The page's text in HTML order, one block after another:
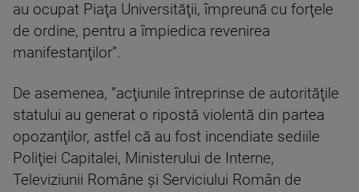
au ocupat Piaţa Universităţii, împreună cu forţele
de ordine, pentru a împiedica revenirea
manifestanţilor”.
De asemenea, ”acţiunile întreprinse de autorităţile
statului au generat o ripostă violentă din partea
opozanţilor, astfel că au fost incendiate sediile
Poliţiei Capitalei, Ministerului de Interne,
Televiziunii Române şi Serviciului Român de